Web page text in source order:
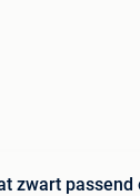
zwart passend